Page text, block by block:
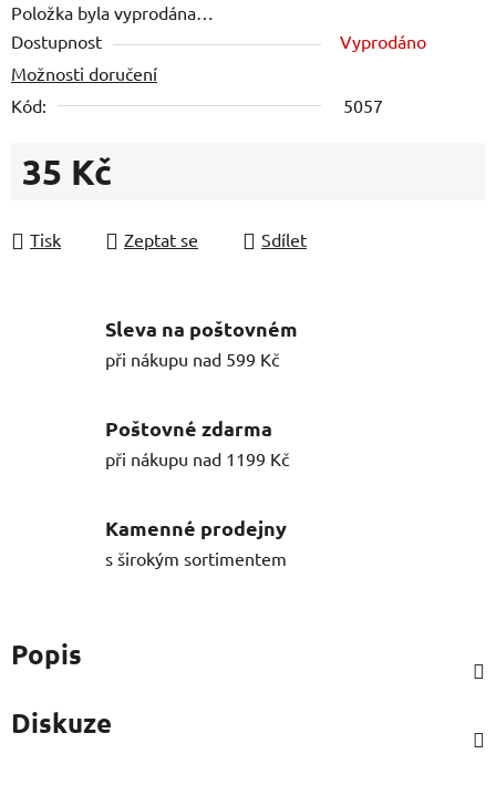
Položka byla vyprodána…
Dostupnost
Vyprodáno
Možnosti doručení
Kód:
5057
35 Kč
Tisk
Zeptat se Sdílet
Sleva na poštovném
při nákupu nad 599 Kč
Poštovné zdarma
při nákupu nad 1199 Kč
Kamenné prodejny
s širokým sortimentem
Popis
Diskuze